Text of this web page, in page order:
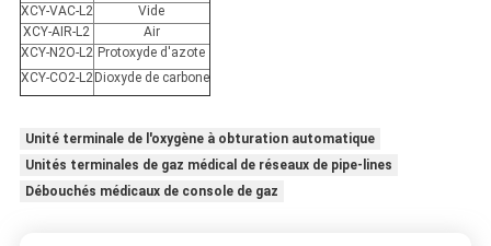
XCY-VAC-L2
Vide
XCY-AIR-L2
Air
XCY-N2O-L2 Protoxyde d'azote
XCY-CO2-L2 Dioxyde de carbone
Unité terminale de l'oxygène à obturation automatique
Unités terminales de gaz médical de réseaux de pipe-lines
Débouchés médicaux de console de gaz